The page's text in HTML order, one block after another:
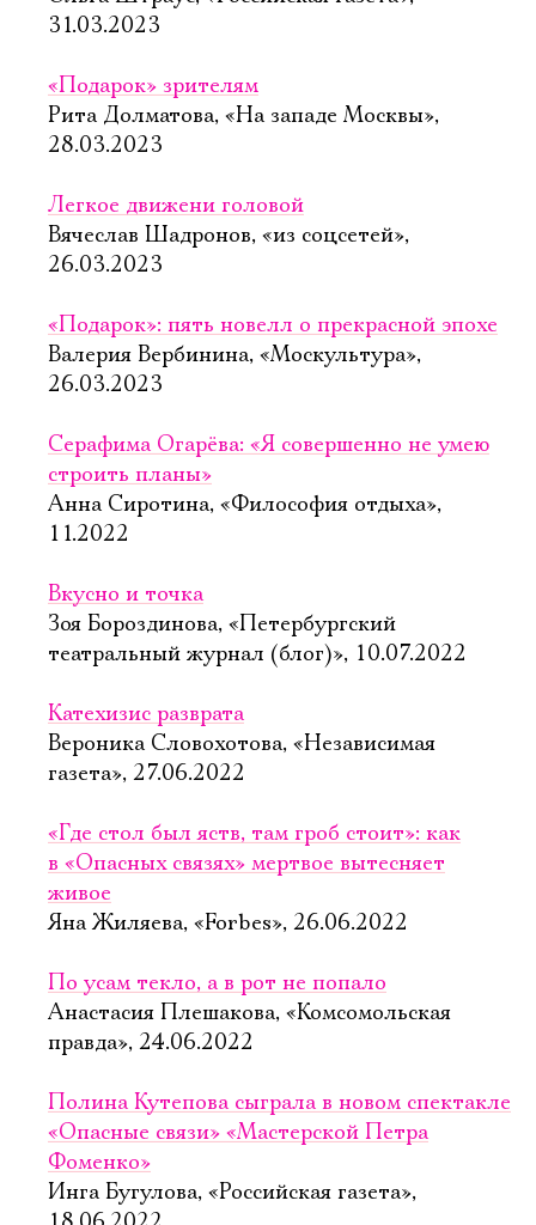
31.03.2023
«Подарок» зрителям
Рита Долматова, «На западе Москвы»,
28.03.2023
Легкое движени головой
Вячеслав Шадронов, «из соцсетей»,
26.03.2023
«Подарок»: пять новелл о прекрасной эпохе
Валерия Вербинина, «Москультура»,
26.03.2023
Серафима Огарёва: «Я совершенно не умею
строить планы»
Анна Сиротина, «Философия отдыха»,
11.2022
Вкусно и точка
Зоя Бороздинова, «Петербургский
театральный журнал (блог)», 10.07.2022
Катехизис разврата
Вероника Словохотова, «Независимая
газета», 27.06.2022
«Где стол был яств, там гроб стоит»: как
в «Опасных связях» мертвое вытесняет
живое
Яна Жиляева, «Forbes», 26.06.2022
По усам текло, а в рот не попало
Анастасия Плешакова, «Комсомольская
правда», 24.06.2022
Полина Кутепова сыграла в новом спектакле
«Опасные связи» «Мастерской Петра
Фоменко»
Инга Бугулова, «Российская газета»,
Ознакомиться